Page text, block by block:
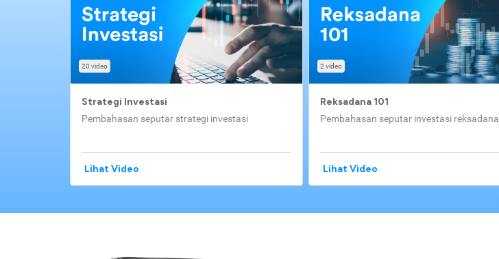
20 video
Strategi Investasi
Pembahasan seputar strategi investasi
Lihat Video
2 video
Reksadana 101
Pembahasan seputar investasi reksadana
Lihat Video